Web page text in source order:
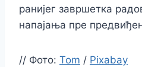
ранијег завршетка
напајања пре
// Фото: Tom / Pixabay